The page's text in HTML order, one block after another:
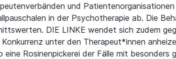
und
in der Psychotherapie ab. Die
DIE LINKE wendet sich zudem
unter den Therapeut*innen
Rosinenpickerei der Fälle mit besonders